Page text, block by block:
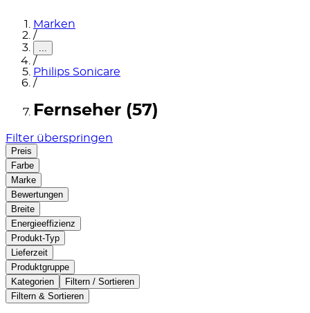
Marken
/
...
/
Philips Sonicare
/
Fernseher (57)
Filter überspringen
Preis
Farbe
Marke
Bewertungen
Breite
Energieeffizienz
Produkt-Typ
Lieferzeit
Produktgruppe
Kategorien
Filtern / Sortieren
Filtern & Sortieren